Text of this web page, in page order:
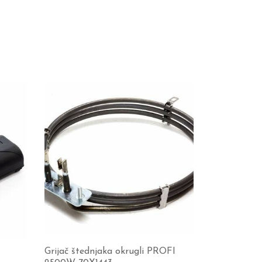
Grijač štednjaka okrugli PROFI